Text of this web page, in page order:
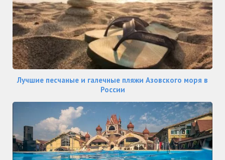
Лучшие песчаные и галечные пляжи Азовского моря в
России